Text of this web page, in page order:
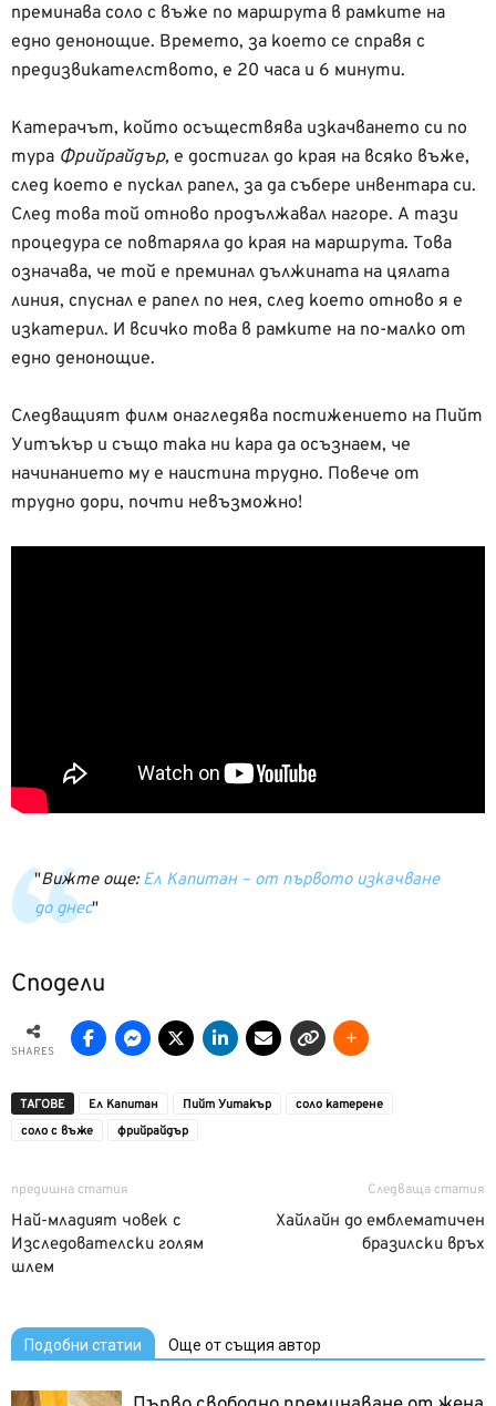
преминава соло с въже по маршрута в рамките на
едно денонощие. Времето, за което се справя с
предизвикателството, е 20 часа и 6 минути.
Катерачът, който осъществява изкачването си по
тура Фрийрайдър, е достигал до края на всяко въже,
след което е пускал рапел, за да събере инвентара си.
След това той отново продължавал нагоре. А тази
процедура се повтаряла до края на маршрута. Това
означава, че той е преминал дължината на цялата
линия, спуснал е рапел по нея, след което отново я е
изкатерил. И всичко това в рамките на по-малко от
едно денонощие.
Следващият филм онагледява постижението на Пийт
Уитъкър и също така ни кара да осъзнаем, че
начинанието му е наистина трудно. Повече от
трудно дори, почти невъзможно!
Вижте още:Ел Капитан – от първото изкачване
до днес
Сподели
SHARES
ТАГОВЕ Ел Капитан Пийт Уитакър
соло катерене
соло с въже
фрийрайдър
предишна статия
Най-младият човек с
Изследователски голям
шлем
Следваща статия
Хайлайн до емблематичен
бразилски връх
Подобни статии Още от същия автор